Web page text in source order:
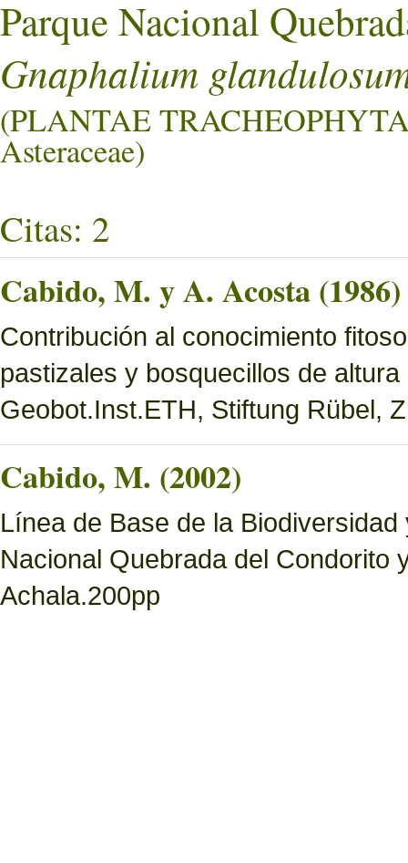
Parque Nacional
Gnaphalium
(PLANTAE
Asteraceae)
Citas: 2
Cabido, M. y A. Acosta (1986)
Contribución al conocimiento
pastizales y bosquecillos de
Geobot.Inst.ETH, Stiftung Rübel,
Cabido, M. (2002)
Línea de Base de la
Nacional Quebrada del Condorito
Achala.200pp